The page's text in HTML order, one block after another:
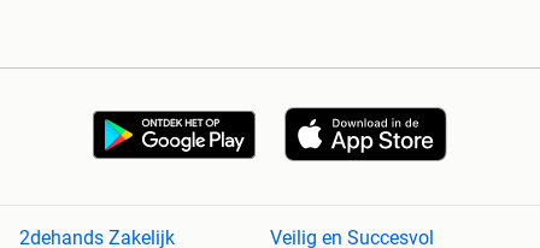
2dehands Zakelijk Veilig en Succesvol